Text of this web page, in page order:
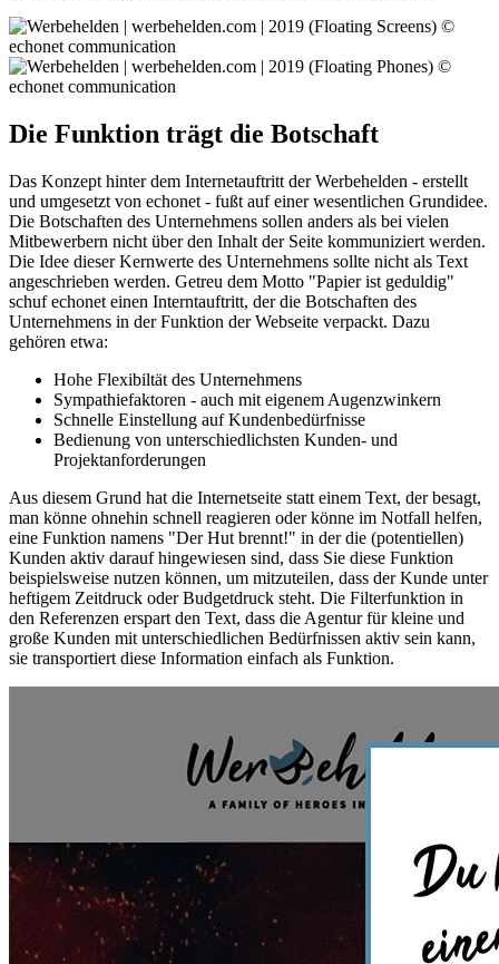
Die Funktion trägt die Botschaft
Das Konzept hinter dem Internetauftritt der Werbehelden - erstellt
und umgesetzt von echonet - fußt auf einer wesentlichen Grundidee.
Die Botschaften des Unternehmens sollen anders als bei vielen
Mitbewerbern nicht über den Inhalt der Seite kommuniziert werden.
Die Idee dieser Kernwerte des Unternehmens sollte nicht als Text
angeschrieben werden. Getreu dem Motto "Papier ist geduldig"
schuf echonet einen Interntauftritt, der die Botschaften des
Unternehmens in der Funktion der Webseite verpackt. Dazu
gehören etwa:
Hohe Flexibiltät des Unternehmens
Sympathiefaktoren - auch mit eigenem Augenzwinkern
Schnelle Einstellung auf Kundenbedürfnisse
Bedienung von unterschiedlichsten Kunden- und
Projektanforderungen
Aus diesem Grund hat die Internetseite statt einem Text, der besagt,
man könne ohnehin schnell reagieren oder könne im Notfall helfen,
eine Funktion namens "Der Hut brennt!" in der die (potentiellen)
Kunden aktiv darauf hingewiesen sind, dass Sie diese Funktion
beispielsweise nutzen können, um mitzuteilen, dass der Kunde unter
heftigem Zeitdruck oder Budgetdruck steht. Die Filterfunktion in
den Referenzen erspart den Text, dass die Agentur für kleine und
große Kunden mit unterschiedlichen Bedürfnissen aktiv sein kann,
sie transportiert diese Information einfach als Funktion.